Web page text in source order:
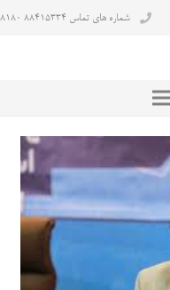
شماره های تماس ۸۸۴۱۵۳۳۴ ۸۸۴۳۸۱۸۰